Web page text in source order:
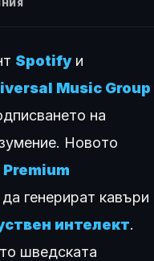
Spotifyи
Music Group
на
Новото
Premium
генерират кавъри
интелект.
шведската